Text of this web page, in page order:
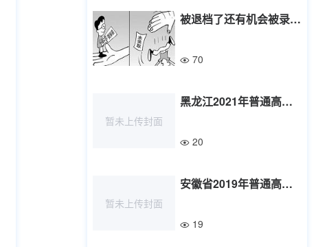
被退档了还有机会被录取吗
70
暂未上传封面
黑龙江2021年普通高等学校招生工作：招生章程
20
暂未上传封面
安徽省2019年普通高校招生考生志愿网上填报注意事项
19